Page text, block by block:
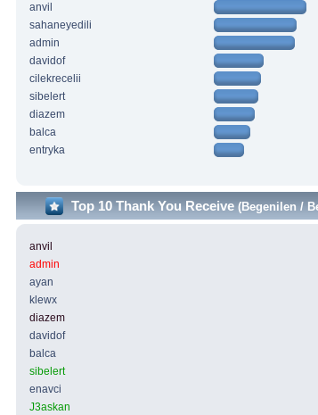
anvil
sahaneyedili
admin
davidof
cilekrecelii
sibelert
diazem
balca
entryka
Top 10 Thank You Receive (Begenilen /
anvil
admin
ayan
klewx
diazem
davidof
balca
sibelert
enavci
J3askan